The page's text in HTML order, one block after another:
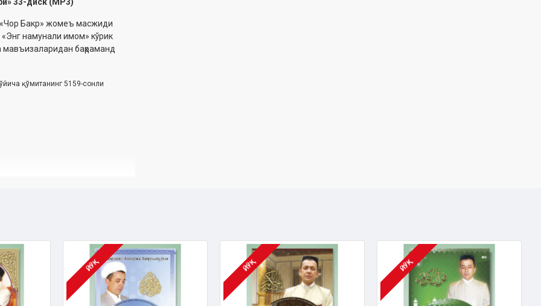
«Чор Бакр» жомеъ масжиди
«Энг намунали имом» кўрик
мавъизаларидан баҳраманд
қўмитанинг 5159-сонли
ЙЎҚ ЙЎҚ ЙЎҚ